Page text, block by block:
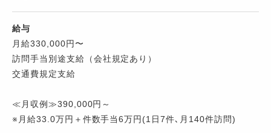
給与
月給330,000円〜
訪問手当別途支給（会社規定あり）
交通費規定支給
≪月収例≫390,000円～
※月給33.0万円＋件数手当6万円(1日7件､月140件訪問)